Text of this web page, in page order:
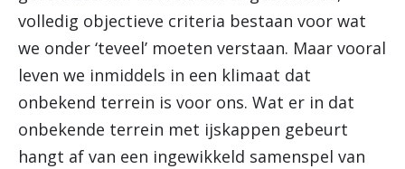
volledig objectieve criteria bestaan voor wat
we onder ‘teveel’ moeten verstaan. Maar vooral
leven we inmiddels in een klimaat dat
onbekend terrein is voor ons. Wat er in dat
onbekende terrein met ijskappen gebeurt
hangt af van een ingewikkeld samenspel van